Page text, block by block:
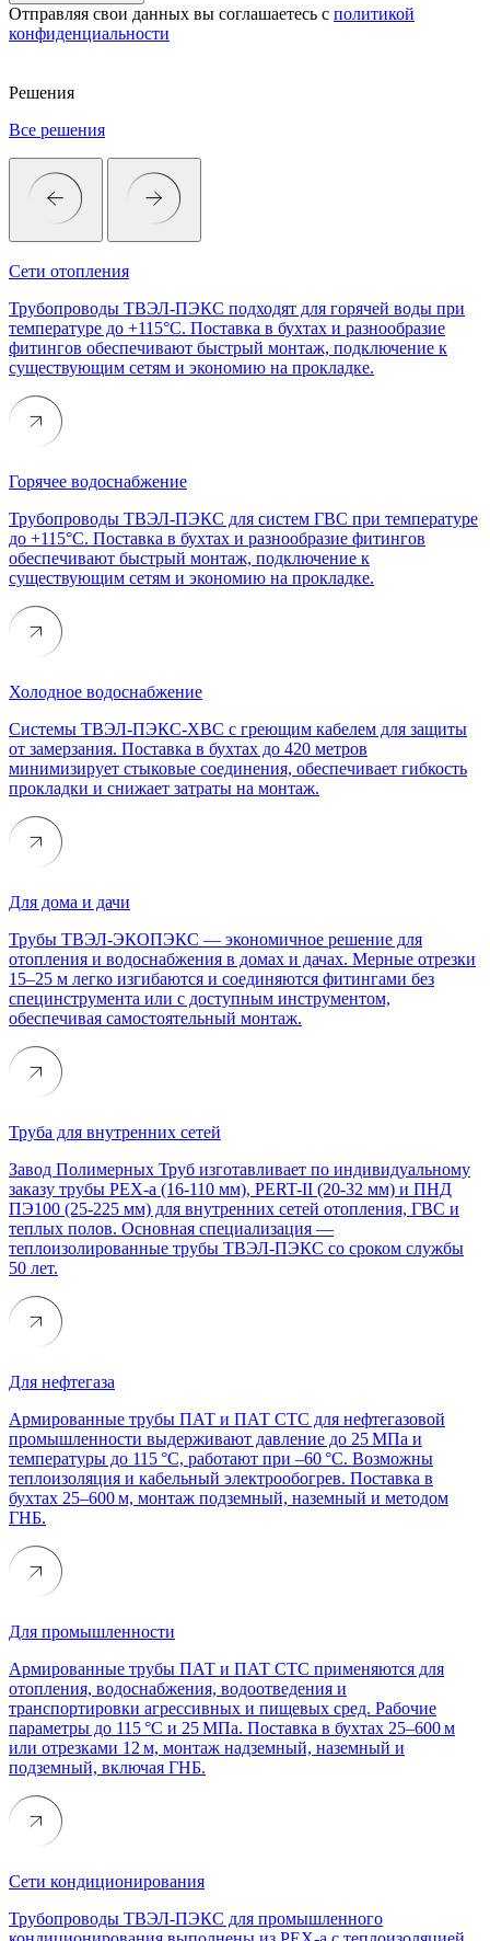
Отправляя свои данных вы соглашаетесь с политикой
конфиденциальности
Решения
Все решения
Сети отопления
Трубопроводы ТВЭЛ-ПЭКС подходят для горячей воды при
температуре до +115°C. Поставка в бухтах и разнообразие
фитингов обеспечивают быстрый монтаж, подключение к
существующим сетям и экономию на прокладке.
Горячее водоснабжение
Трубопроводы ТВЭЛ-ПЭКС для систем ГВС при температуре
до +115°C. Поставка в бухтах и разнообразие фитингов
обеспечивают быстрый монтаж, подключение к
существующим сетям и экономию на прокладке.
Холодное водоснабжение
Системы ТВЭЛ-ПЭКС-ХВС с греющим кабелем для защиты
от замерзания. Поставка в бухтах до 420 метров
минимизирует стыковые соединения, обеспечивает гибкость
прокладки и снижает затраты на монтаж.
Для дома и дачи
Трубы ТВЭЛ-ЭКОПЭКС — экономичное решение для
отопления и водоснабжения в домах и дачах. Мерные отрезки
15–25 м легко изгибаются и соединяются фитингами без
специнструмента или с доступным инструментом,
обеспечивая самостоятельный монтаж.
Труба для внутренних сетей
Завод Полимерных Труб изготавливает по индивидуальному
заказу трубы PEX-a (16-110 мм), PERT-II (20-32 мм) и ПНД
ПЭ100 (25-225 мм) для внутренних сетей отопления, ГВС и
теплых полов. Основная специализация —
теплоизолированные трубы ТВЭЛ-ПЭКС со сроком службы
50 лет.
Для нефтегаза
Армированные трубы ПАТ и ПАТ СТС для нефтегазовой
промышленности выдерживают давление до 25 МПа и
температуры до 115 °C, работают при –60 °C. Возможны
теплоизоляция и кабельный электрообогрев. Поставка в
бухтах 25–600 м, монтаж подземный, наземный и методом
ГНБ.
Для промышленности
Армированные трубы ПАТ и ПАТ СТС применяются для
отопления, водоснабжения, водоотведения и
транспортировки агрессивных и пищевых сред. Рабочие
параметры до 115 °C и 25 МПа. Поставка в бухтах 25–600 м
или отрезками 12 м, монтаж надземный, наземный и
подземный, включая ГНБ.
Сети кондиционирования
Трубопроводы ТВЭЛ-ПЭКС для промышленного